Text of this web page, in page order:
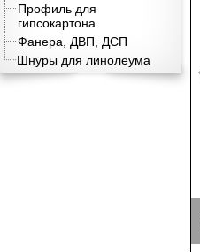
Профиль для
гипсокартона
Фанера, ДВП, ДСП
Шнуры для линолеума